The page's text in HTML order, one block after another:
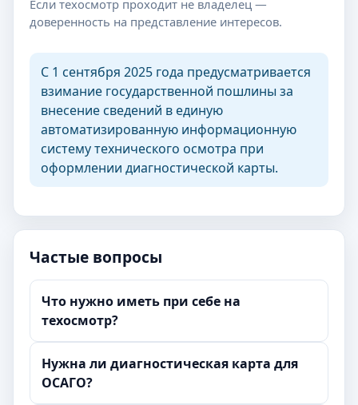
Если техосмотр проходит не владелец —
доверенность на представление интересов.
С 1 сентября 2025 года предусматривается
взимание государственной пошлины за
внесение сведений в единую
автоматизированную информационную
систему технического осмотра при
оформлении диагностической карты.
Частые вопросы
Что нужно иметь при себе на
техосмотр?
Нужна ли диагностическая карта для
ОСАГО?